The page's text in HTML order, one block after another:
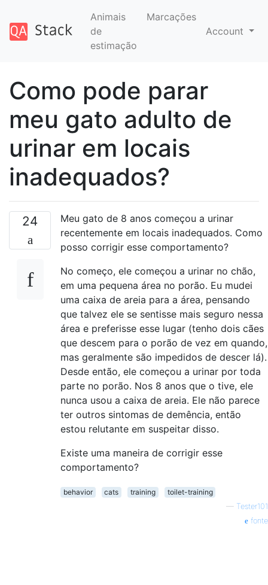
Animais
de
estimação
Marcações
Account
Como pode parar
meu gato adulto de
urinar em locais
inadequados?
24
Meu gato de 8 anos começou a urinar
recentemente em locais inadequados. Como
posso corrigir esse comportamento?
No começo, ele começou a urinar no chão,
em uma pequena área no porão. Eu mudei
uma caixa de areia para a área, pensando
que talvez ele se sentisse mais seguro nessa
área e preferisse esse lugar (tenho dois cães
que descem para o porão de vez em quando,
mas geralmente são impedidos de descer lá).
Desde então, ele começou a urinar por toda
parte no porão. Nos 8 anos que o tive, ele
nunca usou a caixa de areia. Ele não parece
ter outros sintomas de demência, então
estou relutante em suspeitar disso.
Existe uma maneira de corrigir esse
comportamento?
behavior cats training
toilet-training
— Tester101
fonte